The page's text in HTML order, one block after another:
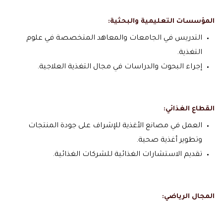
المؤسسات التعليمية والبحثية:
التدريس في الجامعات والمعاهد المتخصصة في علوم
التغذية.
إجراء البحوث والدراسات في مجال التغذية العلاجية.
القطاع الغذائي:
العمل في مصانع الأغذية للإشراف على جودة المنتجات
وتطوير أغذية صحية.
تقديم الاستشارات الغذائية للشركات الغذائية.
المجال الرياضي: